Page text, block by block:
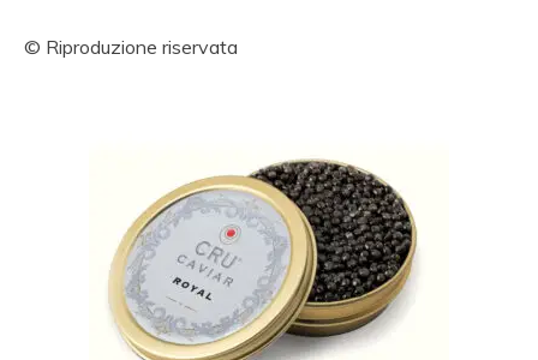
© Riproduzione riservata